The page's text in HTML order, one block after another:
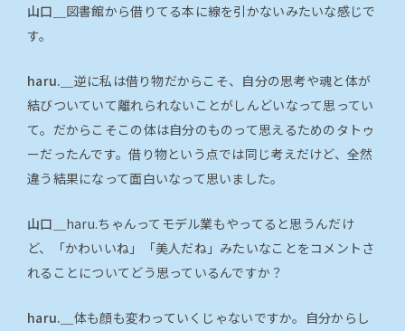
山口＿ 図書館から借りてる本に線を引かないみたいな感じで
す。
haru.＿ 逆に私は借り物だからこそ、自分の思考や魂と体が
結びついていて離れられないことがしんどいなって思ってい
て。だからこそこの体は自分のものって思えるためのタトゥ
ーだったんです。借り物という点では同じ考えだけど、全然
違う結果になって面白いなって思いました。
山口＿ haru.ちゃんってモデル業もやってると思うんだけ
ど、「かわいいね」「美人だね」みたいなことをコメントさ
れることについてどう思っているんですか？
haru.＿ 体も顔も変わっていくじゃないですか。自分からし